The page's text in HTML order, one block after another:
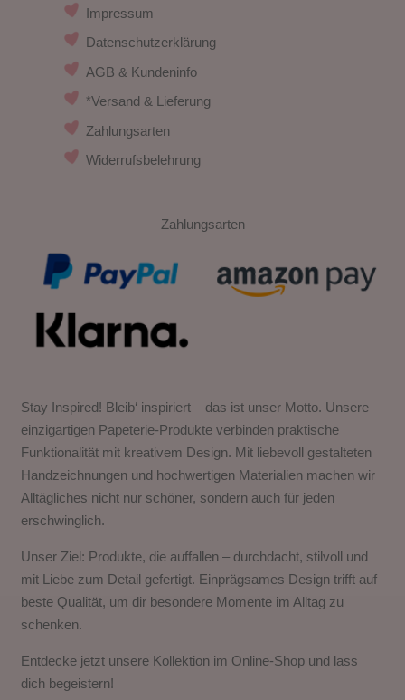
Impressum
Datenschutzerklärung
AGB & Kundeninfo
*Versand & Lieferung
Zahlungsarten
Widerrufsbelehrung
Zahlungsarten
Stay Inspired! Bleib‘ inspiriert – das ist unser Motto. Unsere
einzigartigen Papeterie-Produkte verbinden praktische
Funktionalität mit kreativem Design. Mit liebevoll gestalteten
Handzeichnungen und hochwertigen Materialien machen wir
Alltägliches nicht nur schöner, sondern auch für jeden
erschwinglich.
Unser Ziel: Produkte, die auffallen – durchdacht, stilvoll und
mit Liebe zum Detail gefertigt. Einprägsames Design trifft auf
beste Qualität, um dir besondere Momente im Alltag zu
schenken.
Entdecke jetzt unsere Kollektion im Online-Shop und lass
dich begeistern!